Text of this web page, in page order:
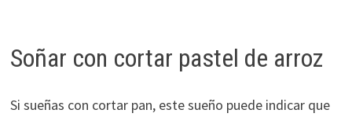
Soñar con cortar pastel de arroz
Si sueñas con cortar pan, este sueño puede indicar que